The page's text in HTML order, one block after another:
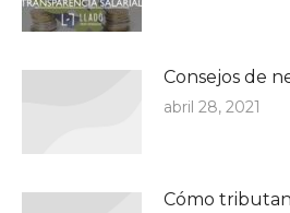
Consejos de
abril 28, 2021
Cómo